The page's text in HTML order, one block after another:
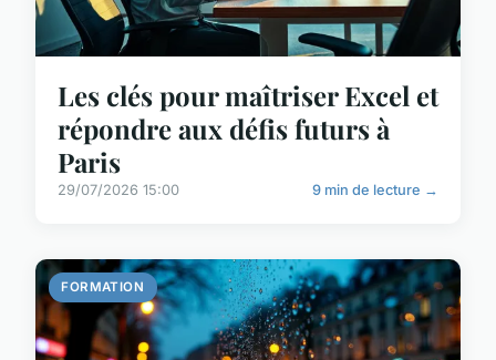
Les clés pour maîtriser Excel et
répondre aux défis futurs à
Paris
29/07/2026 15:00 9 min de lecture →
FORMATION